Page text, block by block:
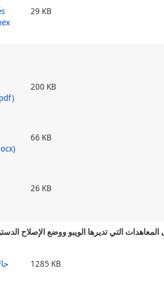
29 KB
200 KB
66 KB
26 KB
المعاهدات التي تديرها الويبو ووضع الإصلاح
1285 KB